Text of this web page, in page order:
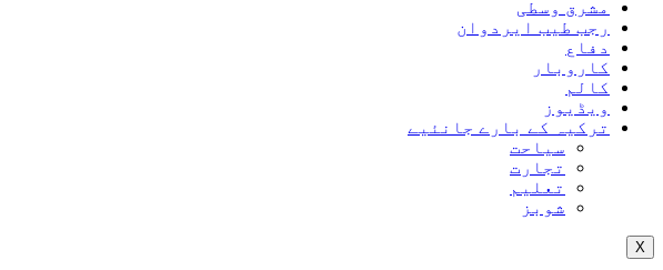
مشرق وسطی
رجب طیب ایردوان
دفاع
کاروبار
کالم
ویڈیوز
ترکیہ کے بارے جانئیے
سیاحت
تجارت
تعلیم
شوبز
X